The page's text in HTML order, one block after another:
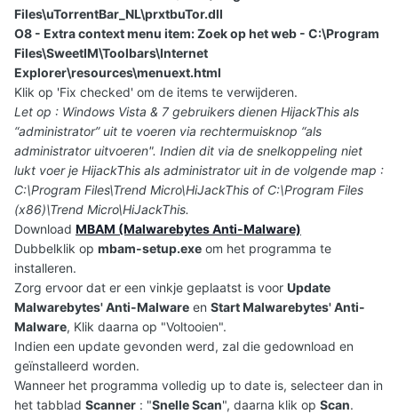
Files\uTorrentBar_NL\prxtbuTor.dll
O8 - Extra context menu item: Zoek op het web - C:\Program
Files\SweetIM\Toolbars\Internet
Explorer\resources\menuext.html
Klik op 'Fix checked' om de items te verwijderen.
Let op : Windows Vista & 7 gebruikers dienen HijackThis als
“administrator” uit te voeren via rechtermuisknop “als
administrator uitvoeren". Indien dit via de snelkoppeling niet
lukt voer je HijackThis als administrator uit in de volgende map :
C:\Program Files\Trend Micro\HiJackThis of C:\Program Files
(x86)\Trend Micro\HiJackThis.
Download MBAM (Malwarebytes Anti-Malware)
Dubbelklik op mbam-setup.exe om het programma te
installeren.
Zorg ervoor dat er een vinkje geplaatst is voor Update
Malwarebytes' Anti-Malware en Start Malwarebytes' Anti-
Malware, Klik daarna op "Voltooien".
Indien een update gevonden werd, zal die gedownload en
geïnstalleerd worden.
Wanneer het programma volledig up to date is, selecteer dan in
het tabblad Scanner : "Snelle Scan", daarna klik op Scan.